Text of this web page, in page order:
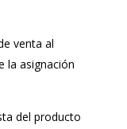
venta al
la asignación
del producto